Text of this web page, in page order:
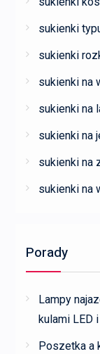
sukienki
sukienki
sukienki na
sukienki na
sukienki na
sukienki na
sukienki na
Porady
Lampy
kulami LED
Poszetka a